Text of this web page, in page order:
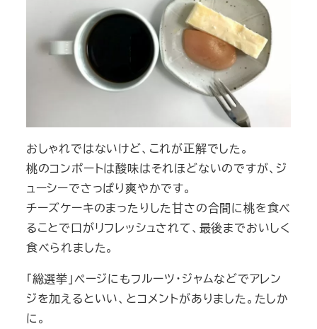
おしゃれではないけど、これが正解でした。
桃のコンポートは酸味はそれほどないのですが、ジ
ューシーでさっぱり爽やかです。
チーズケーキのまったりした甘さの合間に桃を食べ
ることで口がリフレッシュされて、最後までおいしく
食べられました。
「総選挙」ページにもフルーツ・ジャムなどでアレン
ジを加えるといい、とコメントがありました。たしか
に。